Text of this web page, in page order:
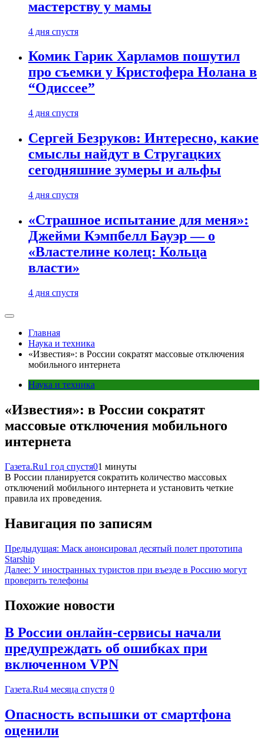
мастерству у мамы
4 дня спустя
Комик Гарик Харламов пошутил
про съемки у Кристофера Нолана в
“Одиссее”
4 дня спустя
Сергей Безруков: Интересно, какие
смыслы найдут в Стругацких
сегодняшние зумеры и альфы
4 дня спустя
«Страшное испытание для меня»:
Джейми Кэмпбелл Бауэр — о
«Властелине колец: Кольца
власти»
4 дня спустя
Главная
Наука и техника
«Известия»: в России сократят массовые отключения
мобильного интернета
Наука и техника
«Известия»: в России сократят
массовые отключения мобильного
интернета
Газета.Ru1 год спустя01 минуты
В России планируется сократить количество массовых
отключений мобильного интернета и установить четкие
правила их проведения.
Навигация по записям
Предыдущая: Маск анонсировал десятый полет прототипа
Starship
Далее: У иностранных туристов при въезде в Россию могут
проверить телефоны
Похожие новости
В России онлайн-сервисы начали
предупреждать об ошибках при
включенном VPN
Газета.Ru4 месяца спустя 0
Опасность вспышки от смартфона
оценили